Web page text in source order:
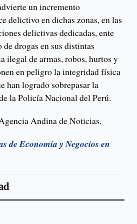
un incremento
delictivo en dichas zonas, en las
delictivas dedicadas, ente
drogas en sus distintas
ilegal de armas, robos, hurtos y
en peligro la integridad física
han logrado sobrepasar la
la Policía Nacional del Perú.
Andina de Noticias.
de Economía y Negocios en